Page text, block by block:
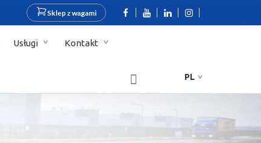
Sklep z wagami
Usługi Kontakt
PL